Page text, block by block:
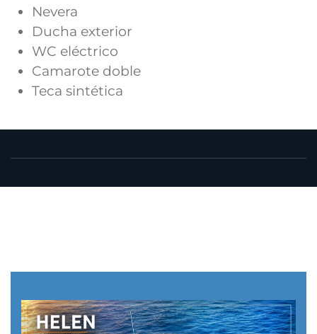
Nevera
Ducha exterior
WC eléctrico
Camarote doble
Teca sintética